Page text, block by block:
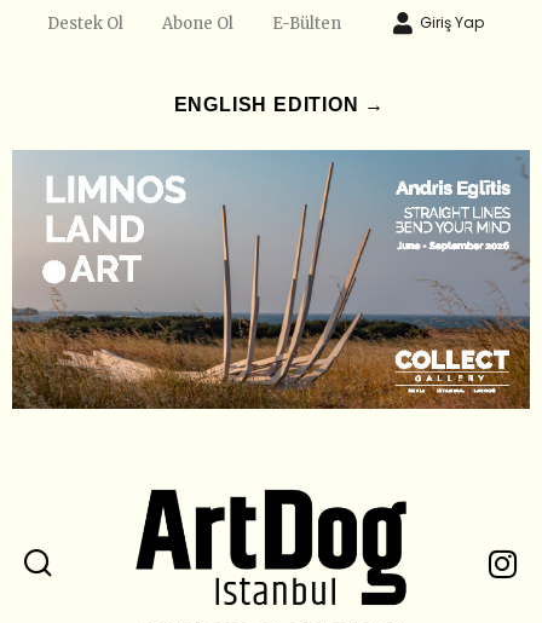
Destek Ol Abone Ol E-Bülten Giriş Yap
ENGLISH EDITION →